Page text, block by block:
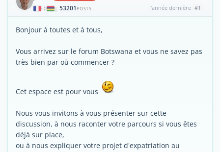
| 53201 POSTS l'année dernière #1
Bonjour à toutes et à tous,
Vous arrivez sur le forum Botswana et vous ne savez pas
très bien par où commencer ?
Cet espace est pour vous
Nous vous invitons à vous présenter sur cette
discussion, à nous raconter votre parcours si vous êtes
déjà sur place,
ou à nous expliquer votre projet d'expatriation au